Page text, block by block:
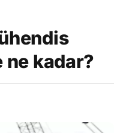
ne kadar?